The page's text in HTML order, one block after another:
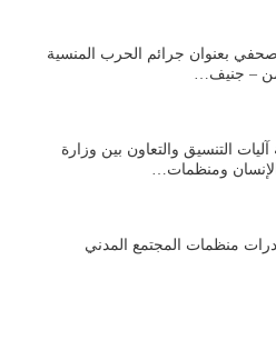
بعنوان جرائم الحرب المنسية
– جنيف…
التنسيق والتعاون بين وزارة
ومنظمات…
منظمات المجتمع المدني